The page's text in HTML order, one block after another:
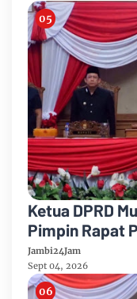
Ketua DPRD
Pimpin Rapat
Rancangan
Anggaran
Jambi24Jam
Sept 04, 2026